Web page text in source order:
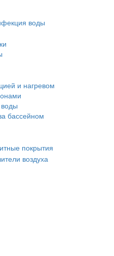
воды
и нагревом
бассейном
покрытия
воздуха